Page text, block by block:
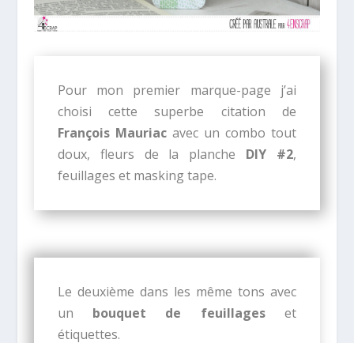
Pour mon premier marque-page j’ai
choisi cette superbe citation de
François Mauriacavec un combo tout
doux, fleurs de la planche DIY #2,
feuillages et masking tape.
Le deuxième dans les même tons avec
un bouquet de feuillageset
étiquettes.